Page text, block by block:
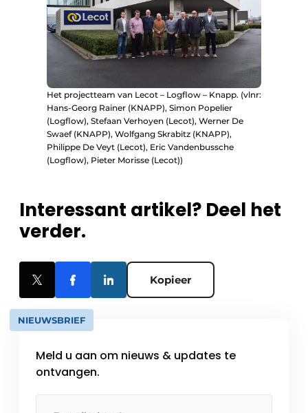
Het projectteam van Lecot – Logflow – Knapp. (vlnr:
Hans-Georg Rainer (KNAPP), Simon Popelier
(Logflow), Stefaan Verhoyen (Lecot), Werner De
Swaef (KNAPP), Wolfgang Skrabitz (KNAPP),
Philippe De Veyt (Lecot), Eric Vandenbussche
(Logflow), Pieter Morisse (Lecot))
Interessant artikel? Deel het
verder.
Kopieer
NIEUWSBRIEF
Meld u aan om nieuws & updates te
ontvangen.